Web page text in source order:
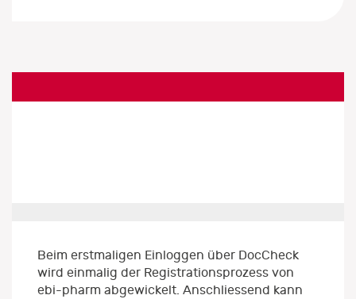
Beim erstmaligen Einloggen über DocCheck
wird einmalig der Registrationsprozess von
ebi-pharm abgewickelt. Anschliessend kann